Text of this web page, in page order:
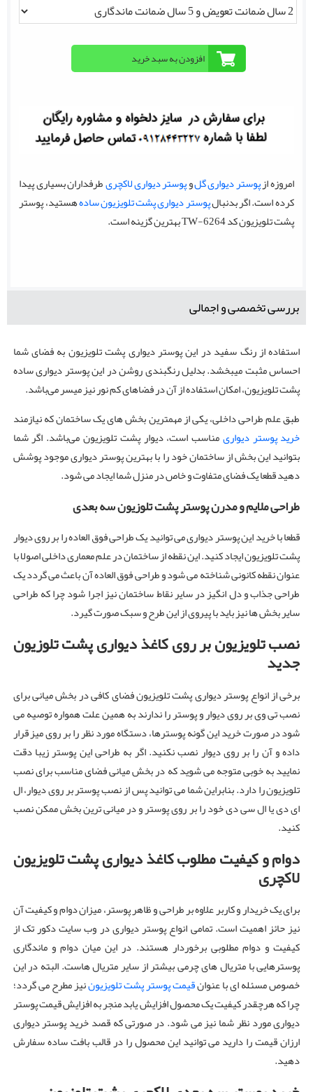
امروزه ازپوستر دیواری گلوپوستر دیواری لاکچریطرفداران بسیاری پیدا
کرده است. اگر بدنبالپوستر دیواری پشت تلویزیون سادههستید، پوستر
پشت تلویزیون کد TW-6264 بهترین گزینه است.
بررسی تخصصی و اجمالی
استفاده از رنگ سفید در این پوستر دیواری پشت تلویزیون به فضای شما
احساس مثبت میبخشد. بدلیل رنگبندی روشن در این پوستر دیواری ساده
پشت تلویزیون، امکان استفاده از آن در فضاهای کم نور نیز میسر می‌باشد.
طبق علم طراحی داخلی، یکی از مهمترین بخش های یک ساختمان که نیازمند
خرید پوستر دیواریمناسب است، دیوار پشت تلویزیون می‌باشد. اگر شما
بتوانید این بخش از ساختمان خود را با بهترین پوستر دیواری موجود پوشش
دهید قطعا یک فضای متفاوت و خاص در منزل شما ایجاد می شود.
طراحی ملایم و مدرن پوستر پشت تلوزیون سه بعدی
قطعا با خرید این پوستر دیواری می توانید یک طراحی فوق العاده را بر روی دیوار
پشت تلویزیون ایجاد کنید. این نقطه از ساختمان در علم معماری داخلی اصولا با
عنوان نقطه کانونی شناخته می شود و طراحی فوق العاده آن باعث می گردد یک
طراحی جذاب و دل انگیز در سایر نقاط ساختمان نیز اجرا شود چرا که طراحی
سایر بخش ها نیز باید با پیروی از این طرح و سبک صورت گیرد.
نصب تلویزیون بر روی کاغذ دیواری پشت تلوزیون
جدید
برخی از انواع پوستر دیواری پشت تلویزیون فضای کافی در بخش میانی برای
نصب تی وی بر روی دیوار و پوستر را ندارند به همین علت همواره توصیه می
شود در صورت خرید این گونه پوسترها، دستگاه مورد نظر را بر روی میز قرار
داده و آن را بر روی دیوار نصب نکنید. اگر به طراحی این پوستر زیبا دقت
نمایید به خوبی متوجه می شوید که در بخش میانی فضای مناسب برای نصب
تلویزیون را دارد. بنابراین شما می توانید پس از نصب پوستر بر روی دیوار، ال
ای دی یا ال سی دی خود را بر روی پوستر و در میانی ترین بخش ممکن نصب
کنید.
دوام و کیفیت مطلوب کاغذ دیواری پشت تلویزیون
لاکچری
برای یک خریدار و کاربر علاوه بر طراحی و ظاهر پوستر، میزان دوام و کیفیت آن
نیز حائز اهمیت است. تمامی انواع پوستر دیواری در وب سایت دکور تک از
کیفیت و دوام مطلوبی برخوردار هستند. در این میان دوام و ماندگاری
پوسترهایی با متریال های چرمی بیشتر از سایر متریال هاست. البته در این
خصوص مسئله ای با عنوانقیمت پوستر پشت تلویزیوننیز مطرح می گردد؛
چرا که هرچقدر کیفیت یک محصول افزایش یابد منجر به افزایش قیمت پوستر
دیواری مورد نظر شما نیز می شود. در صورتی که قصد خرید پوستر دیواری
ارزان قیمت را دارید می توانید این محصول را در قالب بافت ساده سفارش
دهید.